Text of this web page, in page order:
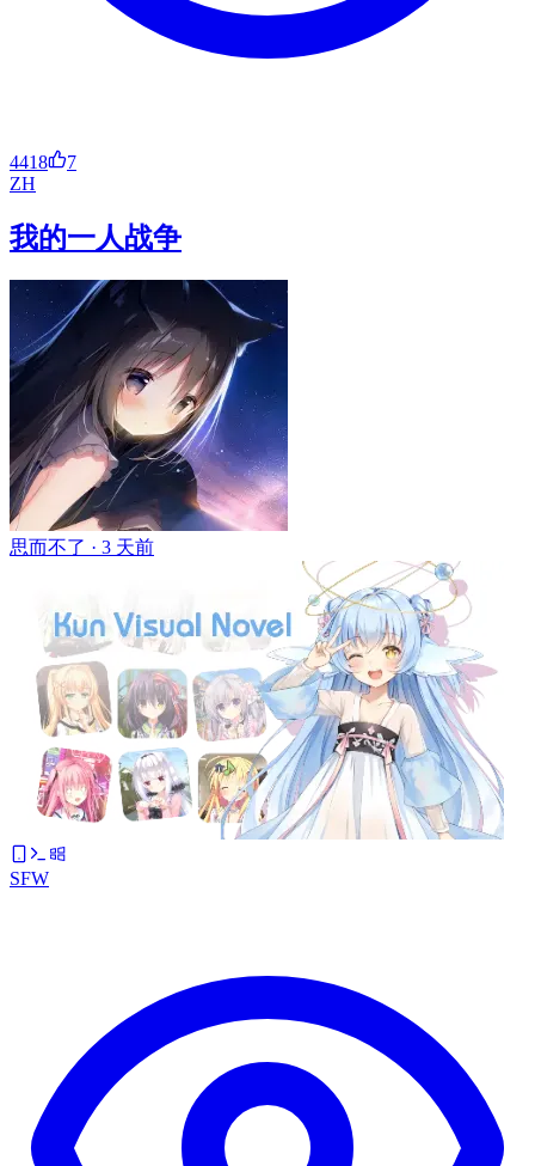
4418
7
ZH
我的一人战争
思而不了 · 3 天前
SFW